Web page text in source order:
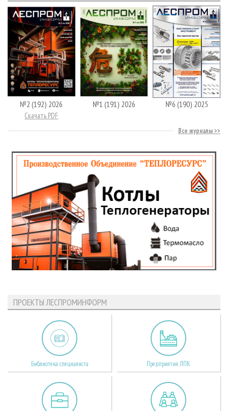
№2 (192) 2026
Скачать PDF
№1 (191) 2026 №6 (190) 2025
Все журналы
ПРОЕКТЫ ЛЕСПРОМИНФОРМ
Библиотека специалиста Предприятия ЛПК